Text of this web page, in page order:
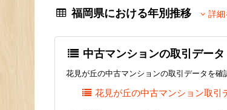
福岡県における年別推移 詳
中古マンションの取引データ
花見が丘の中古マンションの取引データを確
花見が丘の中古マンション取引